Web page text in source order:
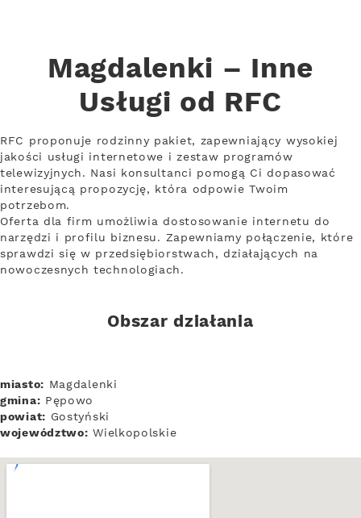
Magdalenki – Inne
Usługi od RFC
RFC proponuje rodzinny pakiet, zapewniający wysokiej
jakości usługi internetowe i zestaw programów
telewizyjnych. Nasi konsultanci pomogą Ci dopasować
interesującą propozycję, która odpowie Twoim
potrzebom.
Oferta dla firm umożliwia dostosowanie internetu do
narzędzi i profilu biznesu. Zapewniamy połączenie, które
sprawdzi się w przedsiębiorstwach, działających na
nowoczesnych technologiach.
Obszar działania
miasto: Magdalenki
gmina: Pępowo
powiat: Gostyński
województwo: Wielkopolskie